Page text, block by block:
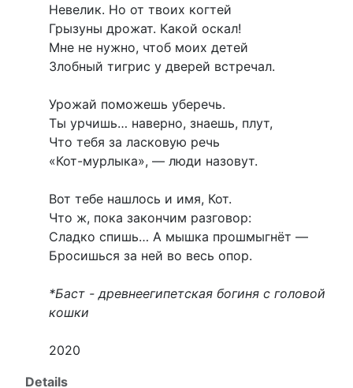
Невелик. Но от твоих когтей
Грызуны дрожат. Какой оскал!
Мне не нужно, чтоб моих детей
Злобный тигрис у дверей встречал.
Урожай поможешь уберечь.
Ты урчишь… наверно, знаешь, плут,
Что тебя за ласковую речь
«Кот-мурлыка», — люди назовут.
Вот тебе нашлось и имя, Кот.
Что ж, пока закончим разговор:
Сладко спишь… А мышка прошмыгнёт —
Бросишься за ней во весь опор.
*Баст - древнеегипетская богиня с головой
кошки
2020
Details